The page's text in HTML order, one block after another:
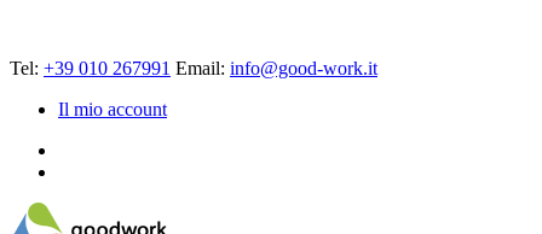
Tel: +39 010 267991 Email: info@good-work.it
Il mio account